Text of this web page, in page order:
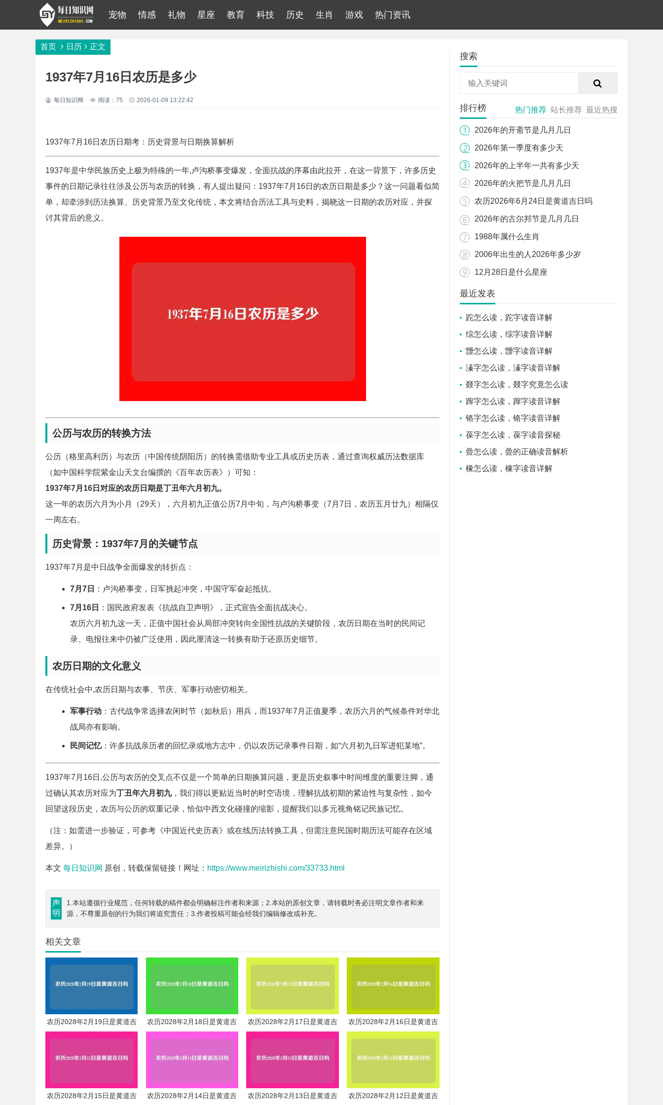
宠物 情感 礼物 星座 教育 科技 历史 生肖 游戏 热门资讯
首页 日历 正文
1937年7月16日农历是多少
每日知识网 阅读：75 2026-01-09 13:22:42
1937年7月16日农历日期考：历史背景与日期换算解析
1937年是中华民族历史上极为特殊的一年,卢沟桥事变爆发，全面抗战的序幕由此拉开，在这一背景下，许多历史
事件的日期记录往往涉及公历与农历的转换，有人提出疑问：1937年7月16日的农历日期是多少？这一问题看似简
单，却牵涉到历法换算、历史背景乃至文化传统，本文将结合历法工具与史料，揭晓这一日期的农历对应，并探
讨其背后的意义。
公历与农历的转换方法
公历（格里高利历）与农历（中国传统阴阳历）的转换需借助专业工具或历史历表，通过查询权威历法数据库
（如中国科学院紫金山天文台编撰的《百年农历表》）可知：
1937年7月16日对应的农历日期是丁丑年六月初九。
这一年的农历六月为小月（29天），六月初九正值公历7月中旬，与卢沟桥事变（7月7日，农历五月廿九）相隔仅
一周左右。
历史背景：1937年7月的关键节点
1937年7月是中日战争全面爆发的转折点：
7月7日 ：卢沟桥事变，日军挑起冲突，中国守军奋起抵抗。
7月16日
：国民政府发表《抗战自卫声明》，正式宣告全面抗战决心。
农历六月初九这一天，正值中国社会从局部冲突转向全国性抗战的关键阶段，农历日期在当时的民间记
录、电报往来中仍被广泛使用，因此厘清这一转换有助于还原历史细节。
农历日期的文化意义
在传统社会中,农历日期与农事、节庆、军事行动密切相关。
军事行动 ：古代战争常选择农闲时节（如秋后）用兵，而1937年7月正值夏季，农历六月的气候条件对华北
战局亦有影响。
民间记忆：许多抗战亲历者的回忆录或地方志中，仍以农历记录事件日期，如“六月初九日军进犯某地”。
1937年7月16日,公历与农历的交叉点不仅是一个简单的日期换算问题，更是历史叙事中时间维度的重要注脚，通
过确认其农历对应为丁丑年六月初九，我们得以更贴近当时的时空语境，理解抗战初期的紧迫性与复杂性，如今
回望这段历史，农历与公历的双重记录，恰似中西文化碰撞的缩影，提醒我们以多元视角铭记民族记忆。
（注：如需进一步验证，可参考《中国近代史历表》或在线历法转换工具，但需注意民国时期历法可能存在区域
差异。）
本文 每日知识网 原创，转载保留链接！网址： https://www.meirizhishi.com/33733.html
声
明
1.本站遵循行业规范，任何转载的稿件都会明确标注作者和来源；2.本站的原创文章，请转载时务必注明文章作者和来
源，不尊重原创的行为我们将追究责任；3.作者投稿可能会经我们编辑修改或补充。
相关文章
农历2028年2月19日是黄道吉
日吗
农历2028年2月18日是黄道吉
日吗
农历2028年2月17日是黄道吉
日吗
农历2028年2月16日是黄道吉
日吗
农历2028年2月15日是黄道吉
农历2028年2月14日是黄道吉
农历2028年2月13日是黄道吉
农历2028年2月12日是黄道吉
搜索
排行榜 热门推荐 站长推荐 最近热搜
2026年的开斋节是几月几日
2026年第一季度有多少天
2026年的上半年一共有多少天
2026年的火把节是几月几日
农历2026年6月24日是黄道吉日吗
2026年的古尔邦节是几月几日
1988年属什么生肖
2006年出生的人2026年多少岁
12月28日是什么星座
最近发表
跎怎么读，跎字读音详解
综怎么读，综字读音详解
靉怎么读，靉字读音详解
溱字怎么读，溱字读音详解
叕字怎么读，叕字究竟怎么读
蹿字怎么读，蹿字读音详解
铬字怎么读，铬字读音详解
葆字怎么读，葆字读音探秘
曡怎么读，曡的正确读音解析
橡怎么读，橡字读音详解